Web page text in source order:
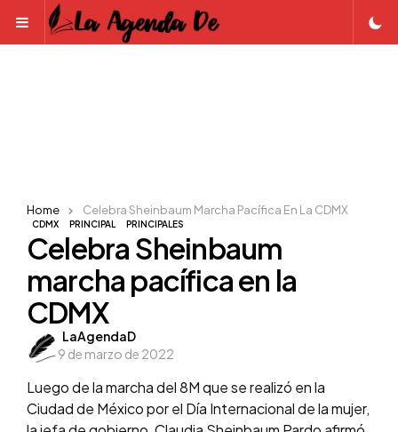
Menu
CDMX PRINCIPAL PRINCIPALES
Celebra Sheinbaum
marcha pacífica en la
CDMX
Posted
by
LaAgendaD
9 de marzo de 2022
Home Celebra Sheinbaum Marcha Pacífica En La CDMX
Luego de la marcha del 8M que se realizó en la
Ciudad de México por el Día Internacional de la mujer,